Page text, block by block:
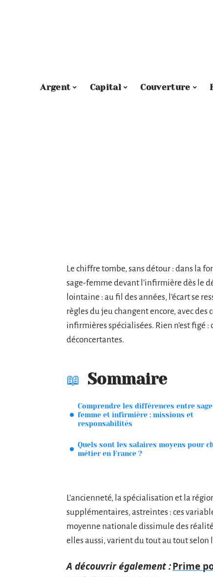
Argent Capital Couverture
Le chiffre tombe, sans détour : dans la
sage-femme devant l’infirmière dès le
lointaine : au fil des années, l’écart se
règles du jeu changent encore, avec
infirmières spécialisées. Rien n’est figé
déconcertantes.
Sommaire
Comprendre les différences entre
femme et infirmière : missions et
responsabilités
Quels sont les salaires moyens pour
métier en France ?
L’ancienneté, la spécialisation et la
supplémentaires, astreintes : ces
moyenne nationale dissimule des
elles aussi, varient du tout au tout selon
A découvrir également :Prime